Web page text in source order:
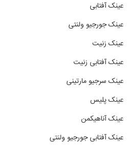
عینک آفتابی
عینک جورجیو ولنتی
عینک زنیت
عینک آفتابی زنیت
عینک سرجیو مارتینی
عینک پلیس
عینک آناهیکمن
عینک آفتابی جورجیو ولنتی